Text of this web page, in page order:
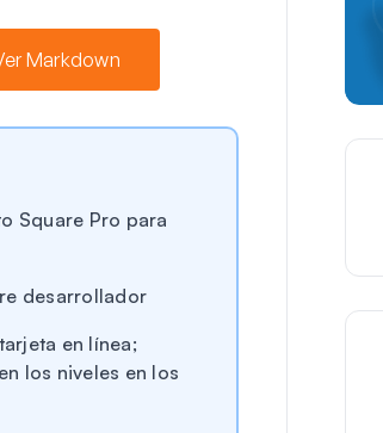
Markdown
Square Pro para
desarrollador
en línea;
los niveles en los